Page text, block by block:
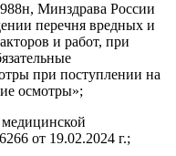
Минздрава России
перечня вредных и
и работ, при
при поступлении на
осмотры»;
от 19.02.2024 г.;